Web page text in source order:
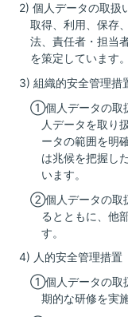
2) 個人データの取扱
取得、利用、保存
法、責任者・担当
を策定しています。
3) 組織的安全管理措
①個人データの取
人データを取り
ータの範囲を明
は兆候を把握し
います。
②個人データの取
るとともに、他
す。
4) 人的安全管理措置
①個人データの取
期的な研修を実